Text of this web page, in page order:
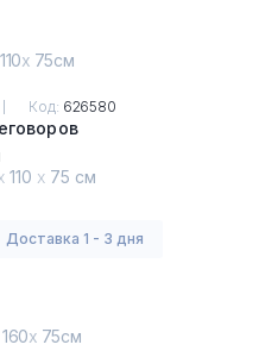
110х 75см
Код: 626580
110 х 75 см
Доставка 1 - 3 дня
160х 75см